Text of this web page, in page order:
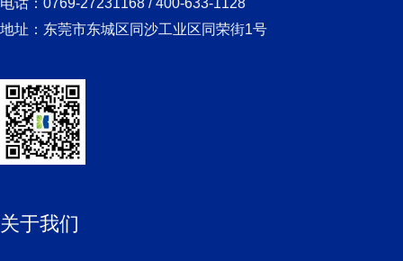
电话：0769-27231168 / 400-633-1128
地址：东莞市东城区同沙工业区同荣街1号
关于我们